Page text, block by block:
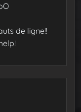
de ligne!!